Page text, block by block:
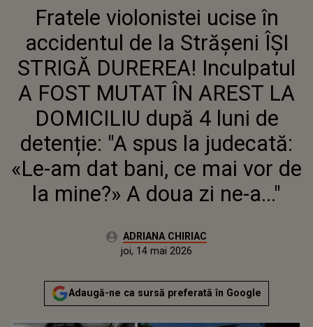
ACCIDENTUL DE LA STRĂȘENI ÎȘI
STRIGĂ DUREREA! INCULPATUL A
FOST MUTAT ÎN AREST LA
DOMICILIU DUPĂ 4 LUNI DE
DETENȚIE: "A SPUS LA JUDECATĂ:
«LE-AM DAT BANI, CE MAI VOR DE
LA MINE?» A DOUA ZI NE-A..."
Fratele violonistei ucise în
accidentul de la Strășeni ÎȘI
STRIGĂ DUREREA! Inculpatul
A FOST MUTAT ÎN AREST LA
DOMICILIU după 4 luni de
detenție: "A spus la judecată:
«Le-am dat bani, ce mai vor de
la mine?» A doua zi ne-a..."
Autor:ADRIANA CHIRIAC
Actualizat:
joi, 14 mai 2026
Adaugă-ne ca sursă preferată în Google